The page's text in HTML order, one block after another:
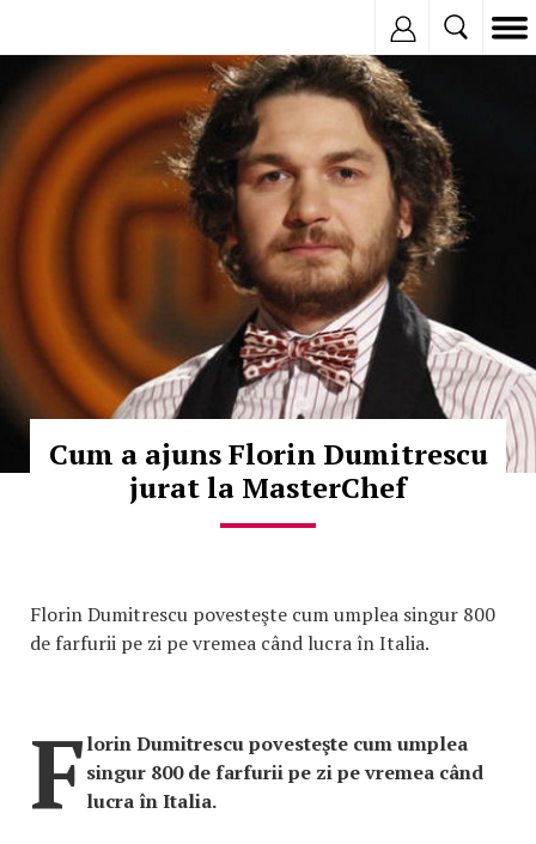
© Copyright:
Cum a ajuns Florin Dumitrescu
jurat la MasterChef
Florin Dumitrescu povesteşte cum umplea singur 800
de farfurii pe zi pe vremea când lucra în Italia.
Florin Dumitrescu povesteşte cum umplea
singur 800 de farfurii pe zi pe vremea când
lucra în Italia.